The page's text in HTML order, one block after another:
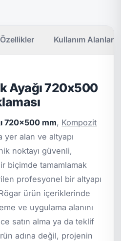
Kullanım Alanları
Ayağı 720x500
720x500 mm, Kompozit
yer alan ve altyapı
noktayı güvenli,
biçimde tamamlamak
profesyonel bir altyapı
ürün içeriklerinde
ve uygulama alanını
satın alma ya da teklif
adına değil, projenin